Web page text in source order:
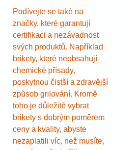
Podívejte se také na
značky, které garantují
certifikaci a nezávadnost
svých produktů. Například
brikety, které neobsahují
chemické přísady,
poskytnou čistší a zdravější
způsob grilování. Kromě
toho je důležité vybrat
brikety s dobrým poměrem
ceny a kvality, abyste
nezaplatili víc, než musíte,